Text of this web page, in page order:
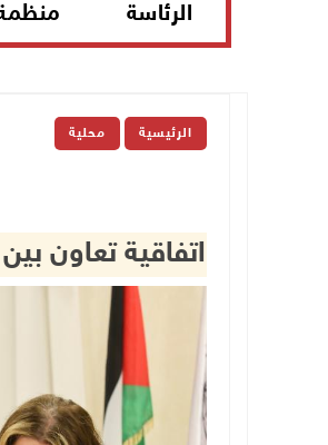
الرئاسة منظمة
الرئيسية محلية
اتفاقية تعاون